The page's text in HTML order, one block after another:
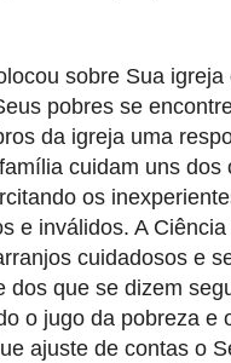
sobre Sua
pobres se
da igreja uma
cuidam uns
os
e inválidos. A
cuidadosos e
dos que se dizem
o jugo da pobreza
ajuste de contas o